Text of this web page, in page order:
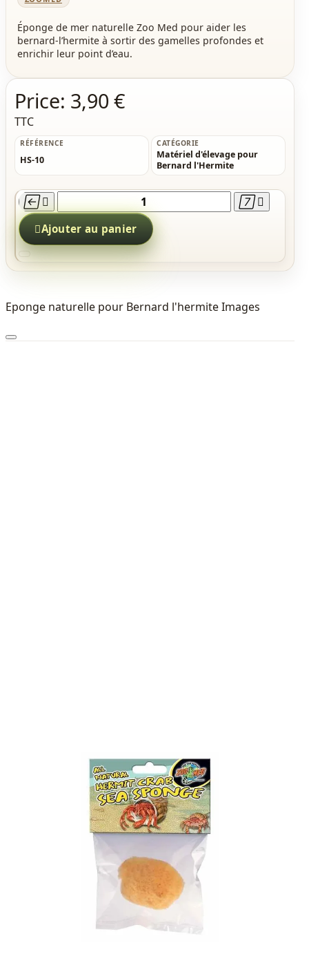
Éponge de mer naturelle Zoo Med pour aider les
bernard-l’hermite à sortir des gamelles profondes et
enrichir leur point d’eau.
Price: 3,90 €
TTC
RÉFÉRENCE
HS-10
CATÉGORIE
Matériel d'élevage pour
Bernard l'Hermite
   
Ajouter au panier
Eponge naturelle pour Bernard l'hermite Images